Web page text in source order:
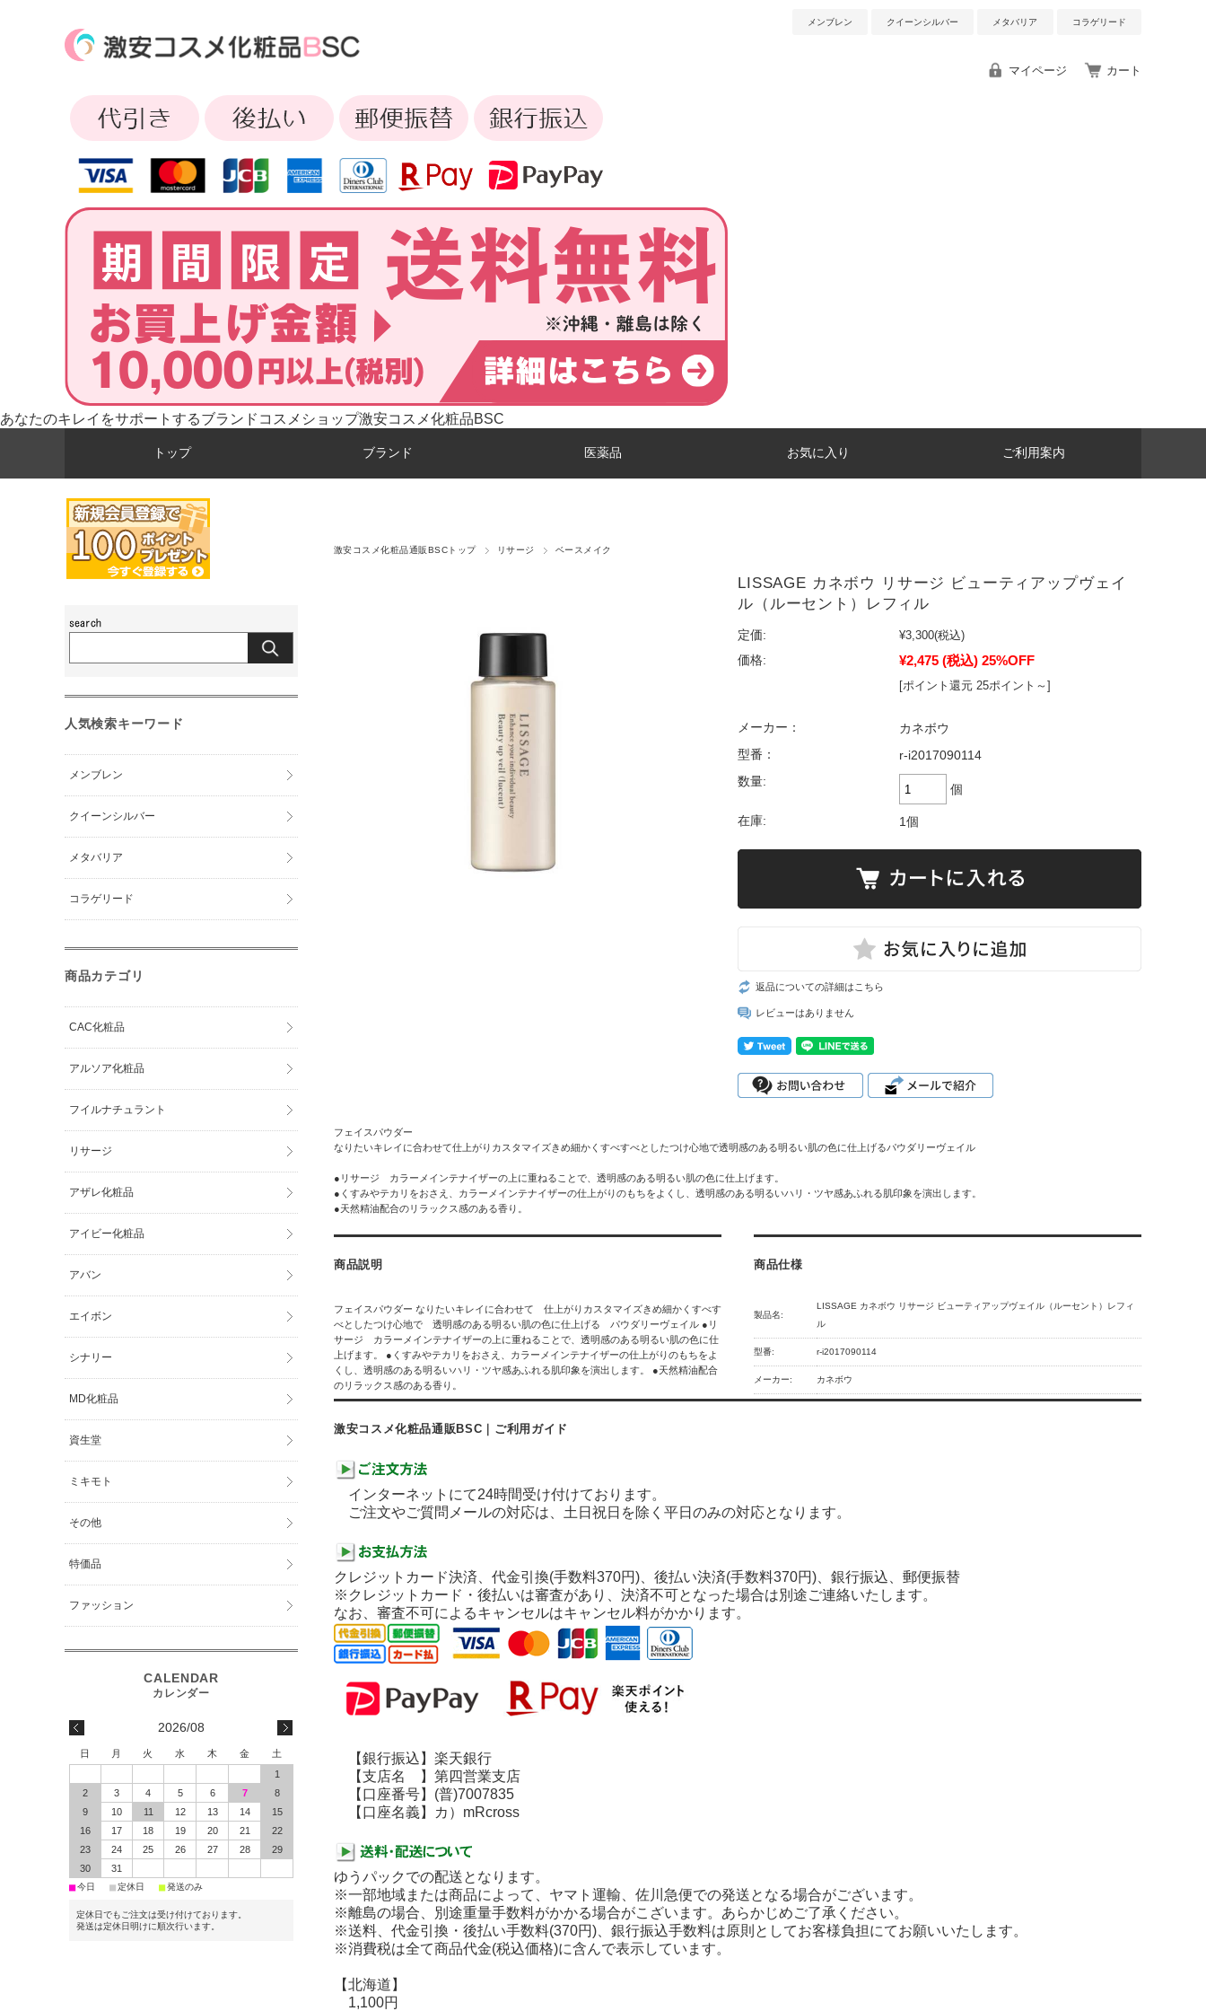
メンブレン クイーンシルバー メタバリア コラゲリード
マイページ カート
あなたのキレイをサポートするブランドコスメショップ激安コスメ化粧品BSC
トップ ブランド 医薬品 お気に入り ご利用案内
激安コスメ化粧品通販BSCトップ リサージ ベースメイク
LISSAGE カネボウ リサージ ビューティアップヴェイ
ル（ルーセント）レフィル
定価: ¥3,300(税込)
価格:
¥2,475 (税込) 25%OFF
[ポイント還元 25ポイント～]
メーカー：
カネボウ
型番：
r-i2017090114
数量:
個
在庫: 1個
返品についての詳細はこちら
レビューはありません
フェイスパウダー
なりたいキレイに合わせて仕上がりカスタマイズきめ細かくすべすべとしたつけ心地で透明感のある明るい肌の色に仕上げるパウダリーヴェイル
●リサージ カラーメインテナイザーの上に重ねることで、透明感のある明るい肌の色に仕上げます。
●くすみやテカリをおさえ、カラーメインテナイザーの仕上がりのもちをよくし、透明感のある明るいハリ・ツヤ感あふれる肌印象を演出します。
●天然精油配合のリラックス感のある香り。
商品説明
フェイスパウダー なりたいキレイに合わせて 仕上がりカスタマイズきめ細かくすべす
べとしたつけ心地で 透明感のある明るい肌の色に仕上げる パウダリーヴェイル ●リ
サージ カラーメインテナイザーの上に重ねることで、透明感のある明るい肌の色に仕
上げます。 ●くすみやテカリをおさえ、カラーメインテナイザーの仕上がりのもちをよ
くし、透明感のある明るいハリ・ツヤ感あふれる肌印象を演出します。 ●天然精油配合
のリラックス感のある香り。
商品仕様
製品名:
LISSAGE カネボウ リサージ ビューティアップヴェイル（ルーセント）レフィ
ル
型番: r-i2017090114
メーカー: カネボウ
激安コスメ化粧品通販BSC｜ご利用ガイド
インターネットにて24時間受け付けております。
ご注文やご質問メールの対応は、土日祝日を除く平日のみの対応となります。
クレジットカード決済、代金引換(手数料370円)、後払い決済(手数料370円)、銀行振込、郵便振替
※クレジットカード・後払いは審査があり、決済不可となった場合は別途ご連絡いたします。
なお、審査不可によるキャンセルはキャンセル料がかかります。
【銀行振込】楽天銀行
【支店名 】第四営業支店
【口座番号】(普)7007835
【口座名義】カ）mRcross
ゆうパックでの配送となります。
※一部地域または商品によって、ヤマト運輸、佐川急便での発送となる場合がございます。
※離島の場合、別途重量手数料がかかる場合がこざいます。あらかじめご了承ください。
※送料、代金引換・後払い手数料(370円)、銀行振込手数料は原則としてお客様負担にてお願いいたします。
※消費税は全て商品代金(税込価格)に含んで表示しています。
【北海道】
1,100円
人気検索キーワード
メンブレン
クイーンシルバー
メタバリア
コラゲリード
商品カテゴリ
CAC化粧品
アルソア化粧品
フイルナチュラント
リサージ
アザレ化粧品
アイビー化粧品
アバン
エイボン
シナリー
MD化粧品
資生堂
ミキモト
その他
特価品
ファッション
2026/08
日 月 火 水 木 金
土
1
2
3 4 5 6 7
8
9
10 11 12 13 14
15
16
17 18 19 20 21
22
23
24 25 26 27 28
29
30
31
■今日 ■定休日 ■発送のみ
定休日でもご注文は受け付けております。
発送は定休日明けに順次行います。